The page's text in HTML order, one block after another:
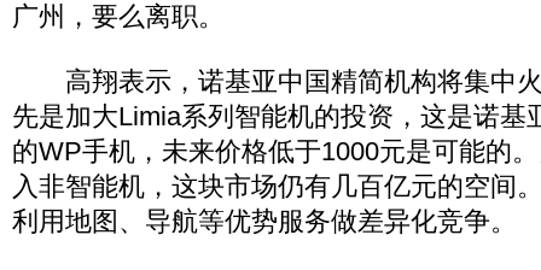
广州，要么离职。
高翔表示，诺基亚中国精简机构将集中
先是加大Limia系列智能机的投资，这是诺基
的WP手机，未来价格低于1000元是可能的
入非智能机，这块市场仍有几百亿元的空间
利用地图、导航等优势服务做差异化竞争。